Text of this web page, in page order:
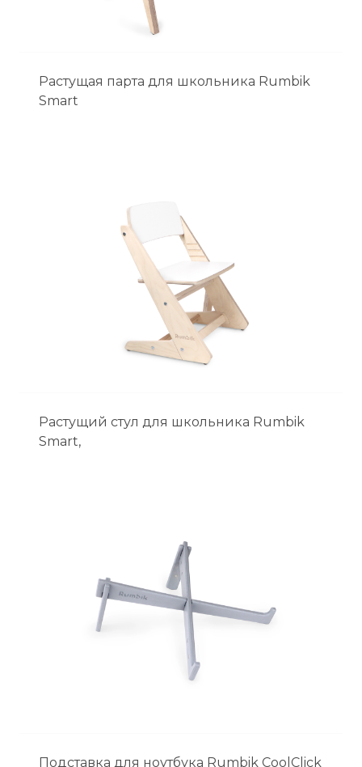
Растущая парта для школьника Rumbik
Smart
Растущий стул для школьника Rumbik
Smart,
Подставка для ноутбука Rumbik CoolClick